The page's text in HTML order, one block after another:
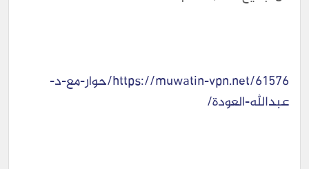
https://muwatin-vpn.net/61576/حوار-مع-د-
عبدالله-العودة/